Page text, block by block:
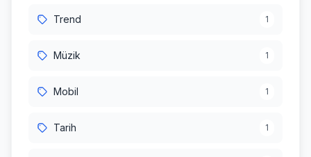
Trend 1
Müzik 1
Mobil 1
Tarih 1